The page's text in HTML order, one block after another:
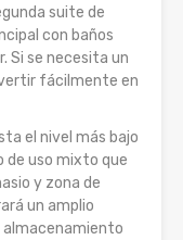
suite de
con baños
Si se necesita un
fácilmente en
el nivel más bajo
de uso mixto que
y zona de
un amplio
almacenamiento